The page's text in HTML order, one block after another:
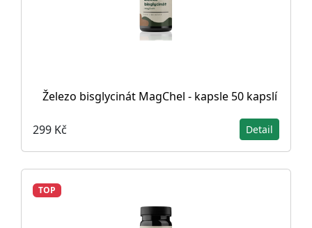
Železo bisglycinát MagChel - kapsle 50 kapslí
299 Kč Detail
TOP